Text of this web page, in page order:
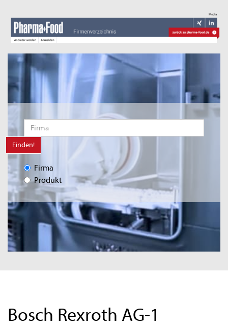
Finden!
Firma
Produkt
Bosch Rexroth AG-1